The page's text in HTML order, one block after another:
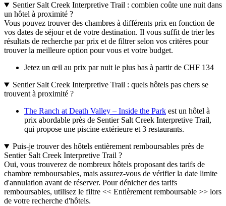
Sentier Salt Creek Interpretive Trail : combien coûte une nuit dans
un hôtel à proximité ?
Vous pouvez trouver des chambres à différents prix en fonction de
vos dates de séjour et de votre destination. Il vous suffit de trier les
résultats de recherche par prix et de filtrer selon vos critères pour
trouver la meilleure option pour vous et votre budget.
Jetez un œil au prix par nuit le plus bas à partir de CHF 134
Sentier Salt Creek Interpretive Trail : quels hôtels pas chers se
trouvent à proximité ?
The Ranch at Death Valley – Inside the Park est un hôtel à
prix abordable près de Sentier Salt Creek Interpretive Trail,
qui propose une piscine extérieure et 3 restaurants.
Puis-je trouver des hôtels entièrement remboursables près de
Sentier Salt Creek Interpretive Trail ?
Oui, vous trouverez de nombreux hôtels proposant des tarifs de
chambre remboursables, mais assurez-vous de vérifier la date limite
d'annulation avant de réserver. Pour dénicher des tarifs
remboursables, utilisez le filtre << Entièrement remboursable >> lors
de votre recherche d'hôtels.